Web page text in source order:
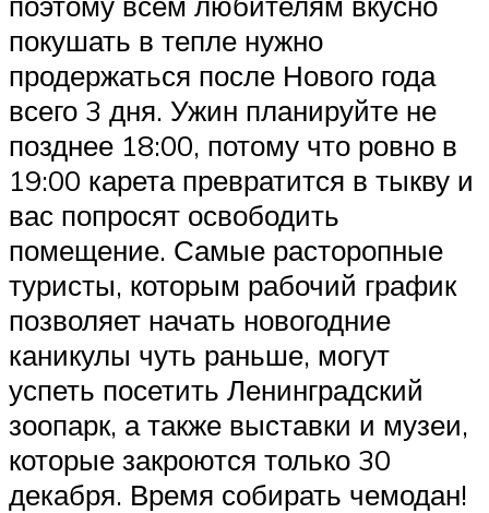
покушать в тепле нужно
продержаться после Нового года
всего 3 дня. Ужин планируйте не
позднее 18:00, потому что ровно в
19:00 карета превратится в тыкву и
вас попросят освободить
помещение. Самые расторопные
туристы, которым рабочий график
позволяет начать новогодние
каникулы чуть раньше, могут
успеть посетить Ленинградский
зоопарк, а также выставки и музеи,
которые закроются только 30
декабря. Время собирать чемодан!